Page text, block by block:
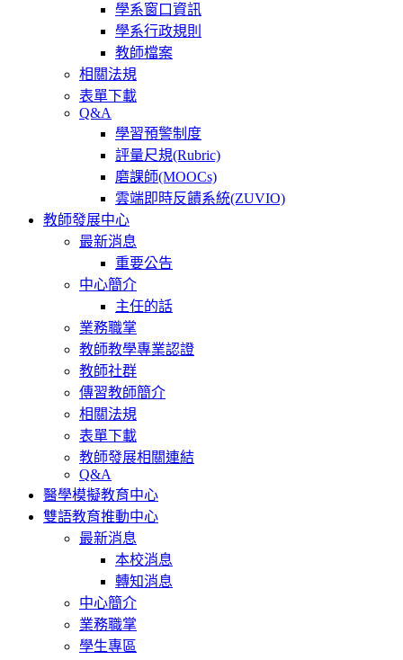
學系窗口資訊
學系行政規則
教師檔案
相關法規
表單下載
Q&A
學習預警制度
評量尺規(Rubric)
磨課師(MOOCs)
雲端即時反饋系統(ZUVIO)
教師發展中心
最新消息
重要公告
中心簡介
主任的話
業務職掌
教師教學專業認證
教師社群
傳習教師簡介
相關法規
表單下載
教師發展相關連結
Q&A
醫學模擬教育中心
雙語教育推動中心
最新消息
本校消息
轉知消息
中心簡介
業務職掌
學生專區